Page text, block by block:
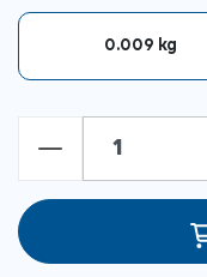
0.009 kg
-